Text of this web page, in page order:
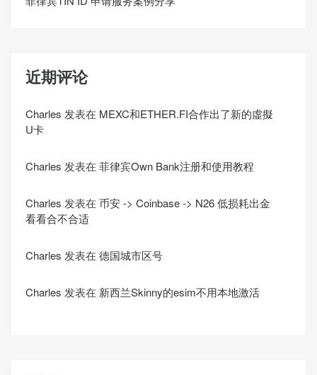
近期评论
Charles 发表在 MEXC和ETHER.FI合作出了新的虛擬
U卡
Charles 发表在 菲律宾Own Bank注册和使用教程
Charles 发表在 币安 -> Coinbase -> N26 低损耗出金
看看合不合适
Charles 发表在 德国城市区号
Charles 发表在 新西兰Skinny的esim不用本地激活